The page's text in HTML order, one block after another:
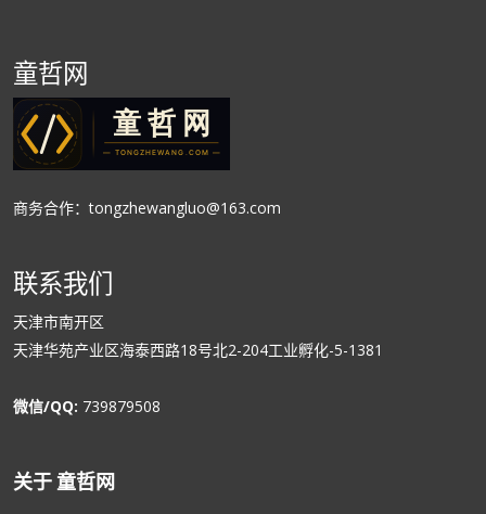
童哲网
商务合作：tongzhewangluo@163.com
联系我们
天津市南开区
天津华苑产业区海泰西路18号北2-204工业孵化-5-1381
微信/QQ: 739879508
关于 童哲网